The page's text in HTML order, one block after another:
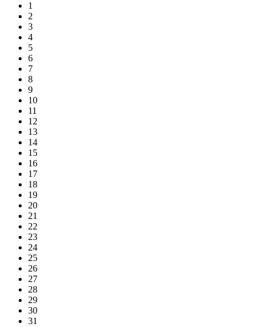
1
2
3
4
5
6
7
8
9
10
11
12
13
14
15
16
17
18
19
20
21
22
23
24
25
26
27
28
29
30
31